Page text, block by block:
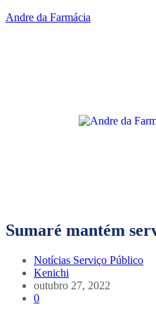
Andre da Farmácia
Sumaré mantém
Notícias Serviço Público
Kenichi
outubro 27, 2022
0